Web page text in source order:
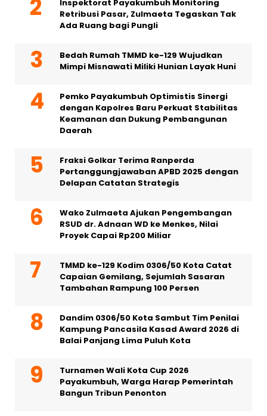
Inspektorat Payakumbuh Monitoring
Retribusi Pasar, Zulmaeta Tegaskan Tak
Ada Ruang bagi Pungli
Bedah Rumah TMMD ke-129 Wujudkan
Mimpi Misnawati Miliki Hunian Layak Huni
Pemko Payakumbuh Optimistis Sinergi
dengan Kapolres Baru Perkuat Stabilitas
Keamanan dan Dukung Pembangunan
Daerah
Fraksi Golkar Terima Ranperda
Pertanggungjawaban APBD 2025 dengan
Delapan Catatan Strategis
Wako Zulmaeta Ajukan Pengembangan
RSUD dr. Adnaan WD ke Menkes, Nilai
Proyek Capai Rp200 Miliar
TMMD ke-129 Kodim 0306/50 Kota Catat
Capaian Gemilang, Sejumlah Sasaran
Tambahan Rampung 100 Persen
Dandim 0306/50 Kota Sambut Tim Penilai
Kampung Pancasila Kasad Award 2026 di
Balai Panjang Lima Puluh Kota
Turnamen Wali Kota Cup 2026
Payakumbuh, Warga Harap Pemerintah
Bangun Tribun Penonton